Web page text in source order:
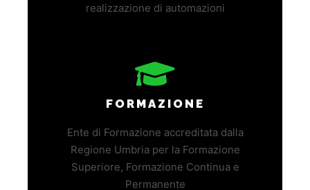
realizzazione di automazioni
FORMAZIONE
Ente di Formazione accreditata dalla
Regione Umbria per la Formazione
Superiore, Formazione Continua e
Permanente